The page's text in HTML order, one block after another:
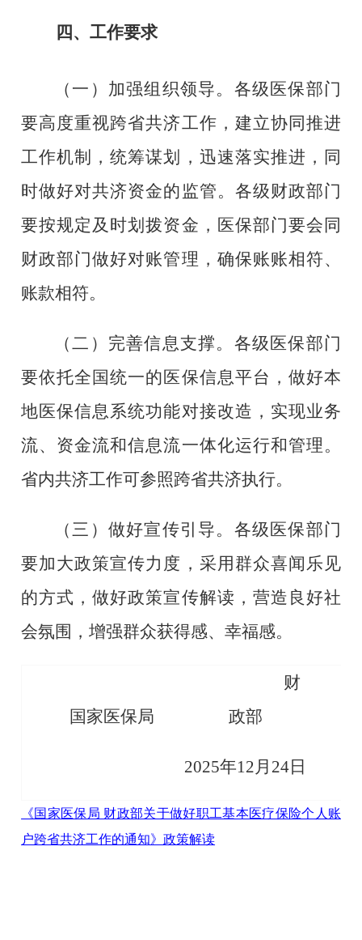
四、工作要求
（一） 加强组织领导。各级医保部门
要高度重视跨省共济工作，建立协同推进
工作机制，统筹谋划，迅速落实推进，同
时做好对共济资金的监管。各级财政部门
要按规定及时划拨资金，医保部门要会同
财政部门做好对账管理，确保账账相符、
账款相符。
（二） 完善信息支撑。各级医保部门
要依托全国统一的医保信息平台，做好本
地医保信息系统功能对接改造，实现业务
流、资金流和信息流一体化运行和管理。
省内共济工作可参照跨省共济执行。
（三） 做好宣传引导。各级医保部门
要加大政策宣传力度，采用群众喜闻乐见
的方式，做好政策宣传解读，营造良好社
会氛围，增强群众获得感、幸福感。
国家医保局
财
政部
2025年12月 24日
《国家医保局 财政部关于做好职工基本医疗保险个人账
户跨省共济工作的通知》政策解读